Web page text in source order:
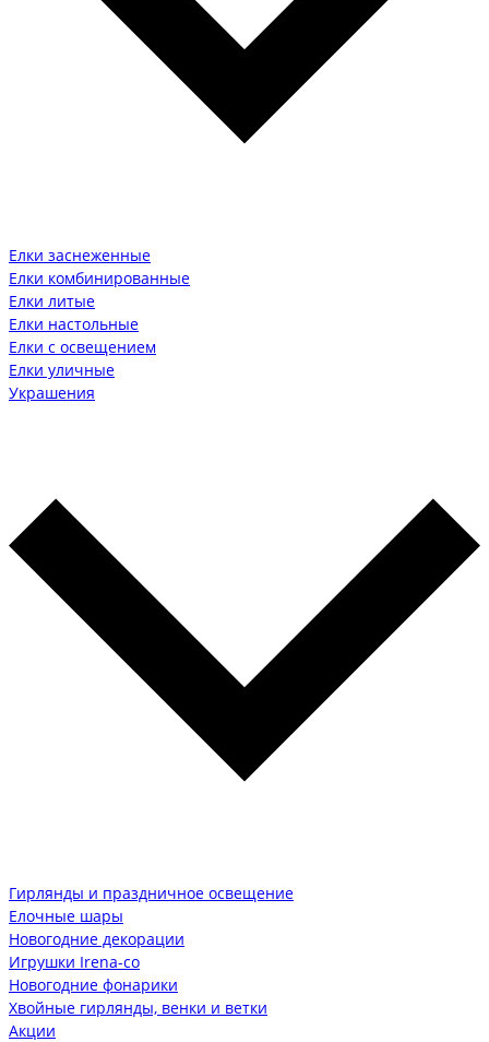
Елки заснеженные
Елки комбинированные
Елки литые
Елки настольные
Елки с освещением
Елки уличные
Украшения
Гирлянды и праздничное освещение
Елочные шары
Новогодние декорации
Игрушки Irena-co
Новогодние фонарики
Хвойные гирлянды, венки и ветки
Акции